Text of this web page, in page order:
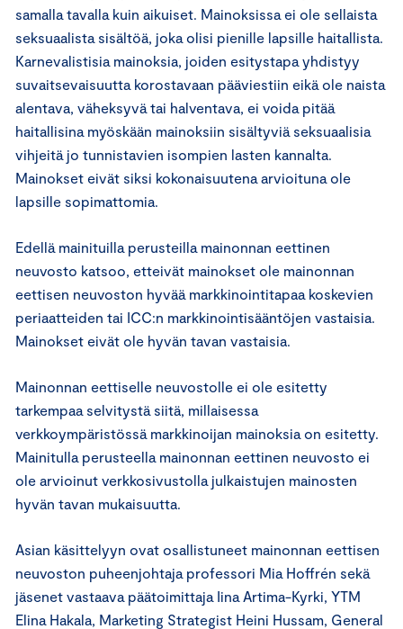
samalla tavalla kuin aikuiset. Mainoksissa ei ole sellaista
seksuaalista sisältöä, joka olisi pienille lapsille haitallista.
Karnevalistisia mainoksia, joiden esitystapa yhdistyy
suvaitsevaisuutta korostavaan pääviestiin eikä ole naista
alentava, väheksyvä tai halventava, ei voida pitää
haitallisina myöskään mainoksiin sisältyviä seksuaalisia
vihjeitä jo tunnistavien isompien lasten kannalta.
Mainokset eivät siksi kokonaisuutena arvioituna ole
lapsille sopimattomia.
Edellä mainituilla perusteilla mainonnan eettinen
neuvosto katsoo, etteivät mainokset ole mainonnan
eettisen neuvoston hyvää markkinointitapaa koskevien
periaatteiden tai ICC:n markkinointisääntöjen vastaisia.
Mainokset eivät ole hyvän tavan vastaisia.
Mainonnan eettiselle neuvostolle ei ole esitetty
tarkempaa selvitystä siitä, millaisessa
verkkoympäristössä markkinoijan mainoksia on esitetty.
Mainitulla perusteella mainonnan eettinen neuvosto ei
ole arvioinut verkkosivustolla julkaistujen mainosten
hyvän tavan mukaisuutta.
Asian käsittelyyn ovat osallistuneet mainonnan eettisen
neuvoston puheenjohtaja professori Mia Hoffrén sekä
jäsenet vastaava päätoimittaja Iina Artima-Kyrki, YTM
Elina Hakala, Marketing Strategist Heini Hussam, General